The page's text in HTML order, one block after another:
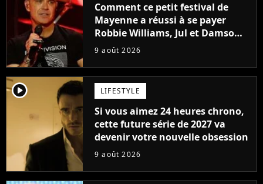
Comment ce petit festival de
Mayenne a réussi à se payer
Robbie Williams, Jul et Damso
cette année ?
9 août 2026
player2 LIFESTYLE
Si vous aimez 24 heures chrono,
cette future série de 2027 va
devenir votre nouvelle obsession
9 août 2026